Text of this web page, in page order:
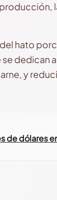
hato
dedican
y
de dólares